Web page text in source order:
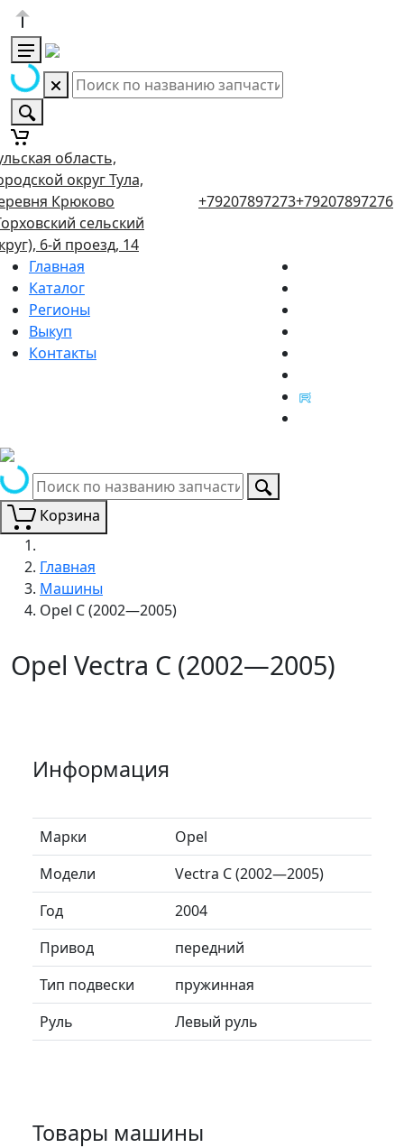
область,
округ Тула,
Крюково
сельский
6-й проезд, 14
+79207897273+79207897276
Главная
Каталог
Регионы
Выкуп
Контакты
Корзина
Главная
Машины
Opel C (2002—2005)
Opel Vectra C (2002—2005)
Информация
Марки
Opel
Модели
Vectra C (2002—2005)
Год
2004
Привод
передний
Тип подвески
пружинная
Руль
Левый руль
Товары машины